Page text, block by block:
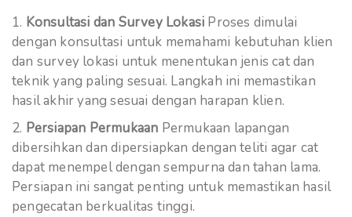
Konsultasi dan Survey Lokasi Proses dimulai
dengan konsultasi untuk memahami kebutuhan klien
dan survey lokasi untuk menentukan jenis cat dan
teknik yang paling sesuai. Langkah ini memastikan
hasil akhir yang sesuai dengan harapan klien.
Persiapan Permukaan Permukaan lapangan
dibersihkan dan dipersiapkan dengan teliti agar cat
dapat menempel dengan sempurna dan tahan lama.
Persiapan ini sangat penting untuk memastikan hasil
pengecatan berkualitas tinggi.